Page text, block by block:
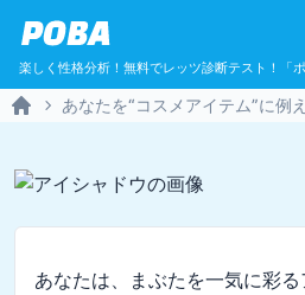
POBA
楽しく性格分析！無料でレッツ診断テスト！「ポ
あなたを“コスメアイテム”に例
あなたは、まぶたを一気に彩